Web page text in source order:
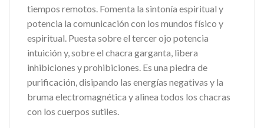
tiempos remotos. Fomenta la sintonía espiritual y
potencia la comunicación con los mundos físico y
espiritual. Puesta sobre el tercer ojo potencia
intuición y, sobre el chacra garganta, libera
inhibiciones y prohibiciones. Es una piedra de
purificación, disipando las energías negativas y la
bruma electromagnética y alinea todos los chacras
con los cuerpos sutiles.